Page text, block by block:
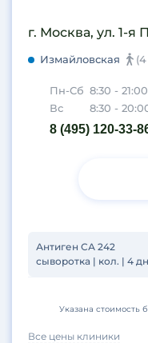
г. Москва, ул. 1-я
Измайловская
Пн-Сб 8:30 - 21:00
Вс
8:30 -
8 (495) 120-33-
Антиген СА 242
сыворотка | кол. | 4
Все цены клиники
Указана стоимость